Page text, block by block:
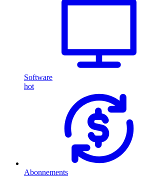
Software
hot
Abonnements